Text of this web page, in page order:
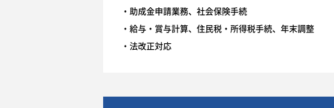
・助成金申請業務、社会保険手続
・給与・賞与計算、住民税・所得税手続、年末調整
・法改正対応